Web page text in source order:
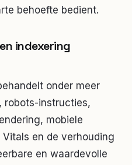
behoefte bedient.
indexering
onder meer
robots-instructies,
mobiele
Vitals en de verhouding
en waardevolle